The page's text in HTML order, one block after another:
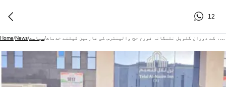
12
Home/News/سیاست/